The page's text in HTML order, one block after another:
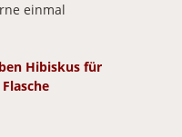
einmal
Hibiskus für